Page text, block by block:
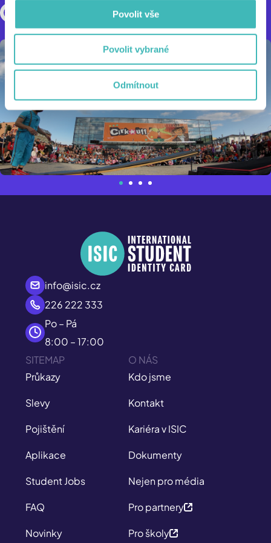
Povolit vše
Povolit vybrané
Odmítnout
info@isic.cz
226 222 333
Po – Pá
8:00 – 17:00
SITEMAP
Průkazy
Slevy
Pojištění
Aplikace
Student Jobs
FAQ
Novinky
O NÁS
Kdo jsme
Kontakt
Kariéra v ISIC
Dokumenty
Nejen pro média
Pro partnery
Pro školy